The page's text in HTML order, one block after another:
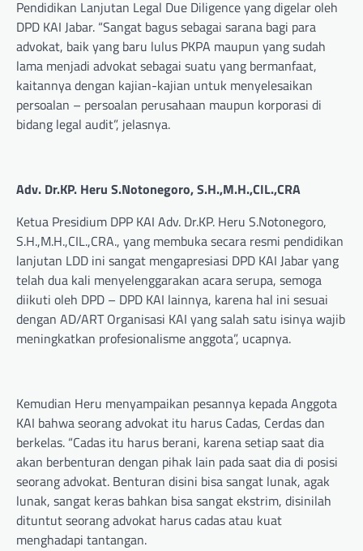
Pendidikan Lanjutan Legal Due Diligence yang digelar oleh
DPD KAI Jabar. “Sangat bagus sebagai sarana bagi para
advokat, baik yang baru lulus PKPA maupun yang sudah
lama menjadi advokat sebagai suatu yang bermanfaat,
kaitannya dengan kajian-kajian untuk menyelesaikan
persoalan – persoalan perusahaan maupun korporasi di
bidang legal audit”, jelasnya.
Adv. Dr.KP. Heru S.Notonegoro, S.H.,M.H.,CIL.,CRA
Ketua Presidium DPP KAI Adv. Dr.KP. Heru S.Notonegoro,
S.H.,M.H.,CIL.,CRA., yang membuka secara resmi pendidikan
lanjutan LDD ini sangat mengapresiasi DPD KAI Jabar yang
telah dua kali menyelenggarakan acara serupa, semoga
diikuti oleh DPD – DPD KAI lainnya, karena hal ini sesuai
dengan AD/ART Organisasi KAI yang salah satu isinya wajib
meningkatkan profesionalisme anggota”, ucapnya.
Kemudian Heru menyampaikan pesannya kepada Anggota
KAI bahwa seorang advokat itu harus Cadas, Cerdas dan
berkelas. “Cadas itu harus berani, karena setiap saat dia
akan berbenturan dengan pihak lain pada saat dia di posisi
seorang advokat. Benturan disini bisa sangat lunak, agak
lunak, sangat keras bahkan bisa sangat ekstrim, disinilah
dituntut seorang advokat harus cadas atau kuat
menghadapi tantangan.